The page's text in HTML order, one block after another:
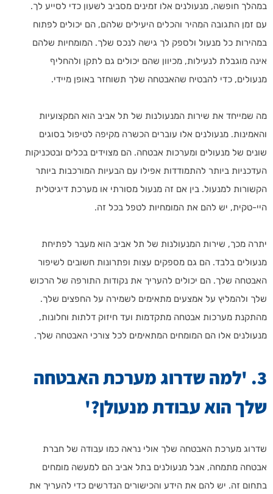
במהלך חופשה, מנעולנים אלו זמינים מסביב לשעון כדי לסייע לך.
עם זמן התגובה המהיר והכלים היעילים שלהם, הם יכולים לפתוח
במהירות כל מנעול ולספק לך גישה לנכס שלך. המומחיות שלהם
אינה מוגבלת לנעילות, מכיוון שהם יכולים גם לתקן ולהחליף
מנעולים, כדי להבטיח שהאבטחה שלך תשוחזר באופן מיידי.
מה שמייחד את שירות המנעולנות של תל אביב הוא המקצועיות
והאמינות. מנעולנים אלו עוברים הכשרה מקיפה לטיפול בסוגים
שונים של מנעולים ומערכות אבטחה. הם מצוידים בכלים ובטכניקות
העדכניות ביותר להתמודדות אפילו עם הבעיות המורכבות ביותר
הקשורות למנעול. בין אם זה מנעול מסורתי או מערכת דיגיטלית
היי-טקית, יש להם את המומחיות לטפל בכל זה.
יתרה מכך, שירות המנעולנות של תל אביב הוא מעבר לפתיחת
מנעולים בלבד. הם גם מספקים עצות ופתרונות חשובים לשיפור
האבטחה שלך. הם יכולים להעריך את נקודות התורפה של הרכוש
שלך ולהמליץ על אמצעים מתאימים לשמירה על החפצים שלך.
מהתקנת מערכות אבטחה מתקדמות ועד חיזוק דלתות וחלונות,
מנעולנים אלו הם המומחים המתאימים לכל צורכי האבטחה שלך.
3. 'למה שדרוג מערכת האבטחה
שלך הוא עבודת מנעולן?'
שדרוג מערכת האבטחה שלך אולי נראה כמו עבודה של חברת
אבטחה מתמחה, אבל מנעולנים בתל אביב הם למעשה מומחים
בתחום זה. יש להם את הידע והכישורים הנדרשים כדי להעריך את